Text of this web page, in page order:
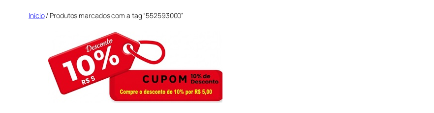
Início/ Produtos marcados com a tag “552593000”